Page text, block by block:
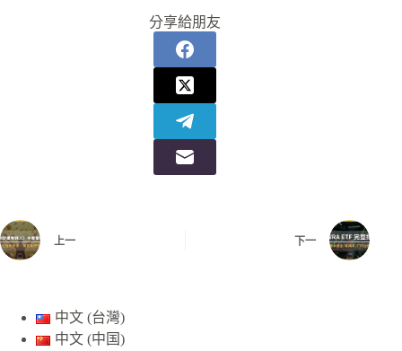
分享給朋友
上一 下一
中文 (台灣)
中文 (中国)